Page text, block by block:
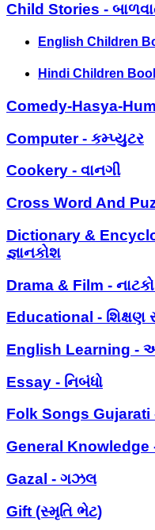
Child Stories -
English Children
Hindi Children
Comedy-Hasya-
Computer - કમ્પ્યુટર
Cookery - વાનગી
Cross Word And
Dictionary &
જ્ઞાનકોશ
Drama & Film -
Educational - શિક્ષણ
English Learning -
Essay - નિબંધો
Folk Songs Gujarati
General Knowledge
Gazal - ગઝલ
Gift (સ્મૃતિ ભેટ)